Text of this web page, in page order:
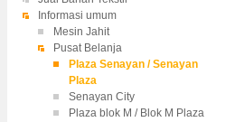
Informasi umum
Mesin Jahit
Pusat Belanja
Plaza Senayan / Senayan
Plaza
Senayan City
Plaza blok M / Blok M Plaza